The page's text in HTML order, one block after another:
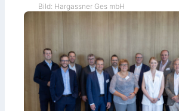
Bild: Hargassner Ges mbH